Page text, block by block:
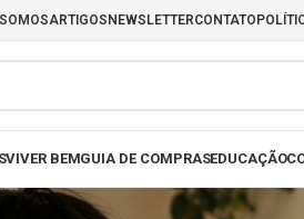
ARTIGOS NEWSLETTERCONTATO
VIVER BEMGUIA DE COMPRASEDUCAÇÃO